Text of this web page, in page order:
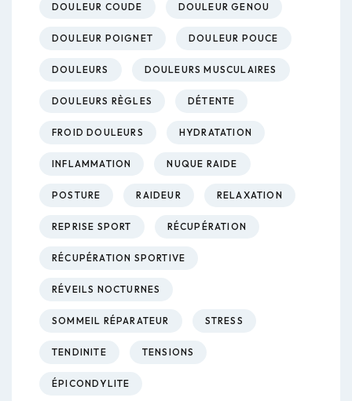
DOULEUR COUDE DOULEUR GENOU
DOULEUR POIGNET DOULEUR POUCE
DOULEURS DOULEURS MUSCULAIRES
DOULEURS RÈGLES DÉTENTE
FROID DOULEURS HYDRATATION
INFLAMMATION NUQUE RAIDE
POSTURE RAIDEUR RELAXATION
REPRISE SPORT RÉCUPÉRATION
RÉCUPÉRATION SPORTIVE
RÉVEILS NOCTURNES
SOMMEIL RÉPARATEUR STRESS
TENDINITE TENSIONS
ÉPICONDYLITE